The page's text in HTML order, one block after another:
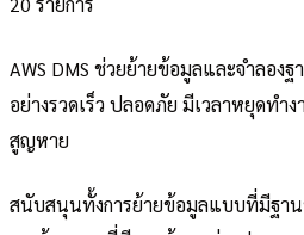
AWS DMS ช่วยย้ายข้อมูลและจำลอง
อย่างรวดเร็ว ปลอดภัย มีเวลาหยุดท
สูญหาย
สนับสนุนทั้งการย้ายข้อมูลแบบที่มีฐา